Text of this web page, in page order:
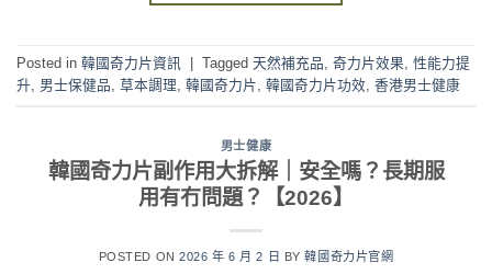
Posted in 韓國奇力片資訊 Tagged 天然補充品, 奇力片效果, 性能力提
升, 男士保健品, 草本調理, 韓國奇力片, 韓國奇力片功效, 香港男士健康
男士健康
韓國奇力片副作用大拆解｜安全嗎？長期服
用有冇問題？【2026】
POSTED ON2026 年 6 月 2 日 BY韓國奇力片官網